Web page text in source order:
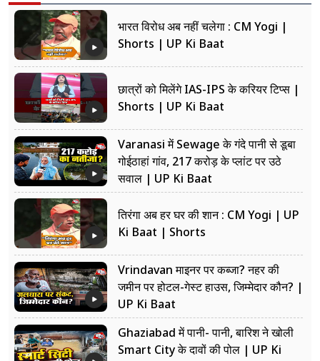
भारत विरोध अब नहीं चलेगा : CM Yogi |
Shorts | UP Ki Baat
छात्रों को मिलेंगे IAS-IPS के करियर टिप्स |
Shorts | UP Ki Baat
Varanasi में Sewage के गंदे पानी से डूबा
गोईठाहां गांव, 217 करोड़ के प्लांट पर उठे
सवाल | UP Ki Baat
तिरंगा अब हर घर की शान : CM Yogi | UP
Ki Baat | Shorts
Vrindavan माइनर पर कब्जा? नहर की
जमीन पर होटल-गेस्ट हाउस, जिम्मेदार कौन? |
UP Ki Baat
Ghaziabad में पानी- पानी, बारिश ने खोली
Smart City के दावों की पोल | UP Ki